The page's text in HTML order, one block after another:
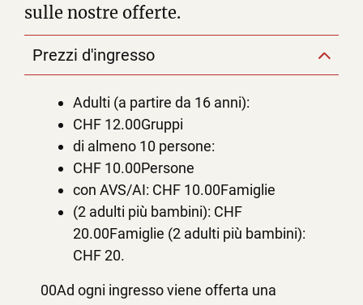
sulle nostre offerte.
Prezzi d'ingresso
Adulti (a partire da 16 anni):
CHF 12.00Gruppi
di almeno 10 persone:
CHF 10.00Persone
con AVS/AI: CHF 10.00Famiglie
(2 adulti più bambini): CHF
20.00Famiglie (2 adulti più bambini):
CHF 20.
00Ad ogni ingresso viene offerta una